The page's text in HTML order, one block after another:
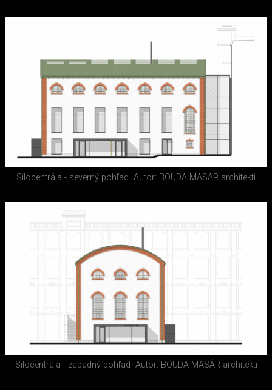
Silocentrála - severný pohľad Autor: BOUDA MASÁR architekti
Silocentrála - západný pohľad Autor: BOUDA MASÁR architekti